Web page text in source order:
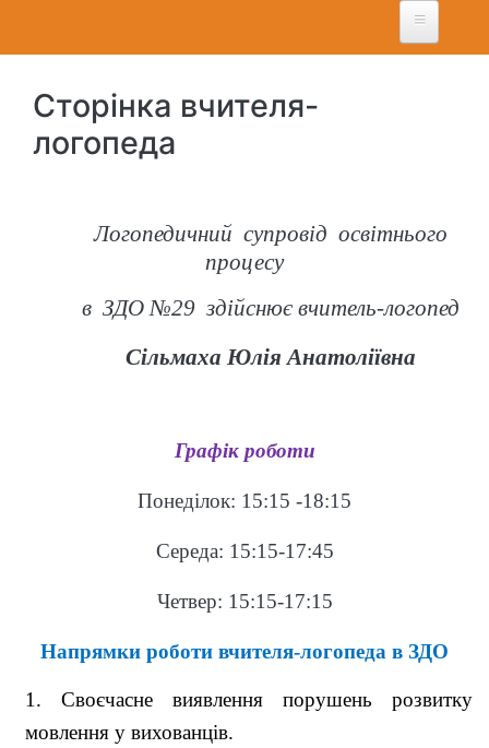
Сторінка вчителя-
логопеда
Логопедичний супровід освітнього
процесу
в ЗДО №29 здійснює вчитель-логопед
Сільмаха Юлія Анатоліївна
Графік роботи
Понеділок: 15:15 -18:15
Середа: 15:15-17:45
Четвер: 15:15-17:15
Напрямки роботи вчителя-логопеда в ЗДО
1. Своєчасне виявлення порушень розвитку
мовлення у вихованців.